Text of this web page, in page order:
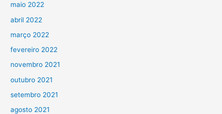
maio 2022
abril 2022
março 2022
fevereiro 2022
novembro 2021
outubro 2021
setembro 2021
agosto 2021